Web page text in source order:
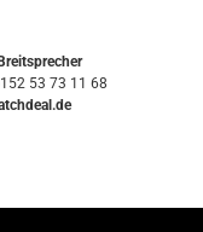
53 73 11 68